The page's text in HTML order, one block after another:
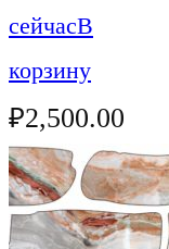
сейчасВ
корзину
₽2,500.00